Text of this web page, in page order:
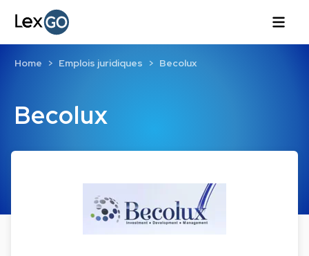
Becolux
Home Emplois juridiques Becolux